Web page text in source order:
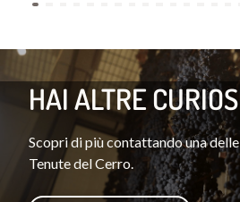
HAI ALTRE
Scopri di più contattando una
Tenute del Cerro.